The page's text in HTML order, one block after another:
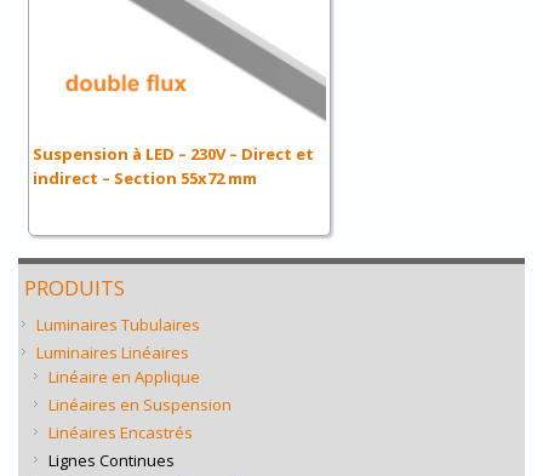
Suspension à LED – 230V – Direct et
indirect – Section 55x72 mm
PRODUITS
Luminaires Tubulaires
Luminaires Linéaires
Linéaire en Applique
Linéaires en Suspension
Linéaires Encastrés
Lignes Continues